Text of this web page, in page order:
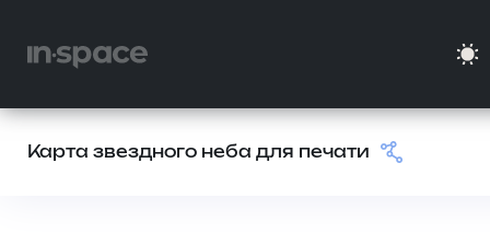
Карта звездного неба для печати